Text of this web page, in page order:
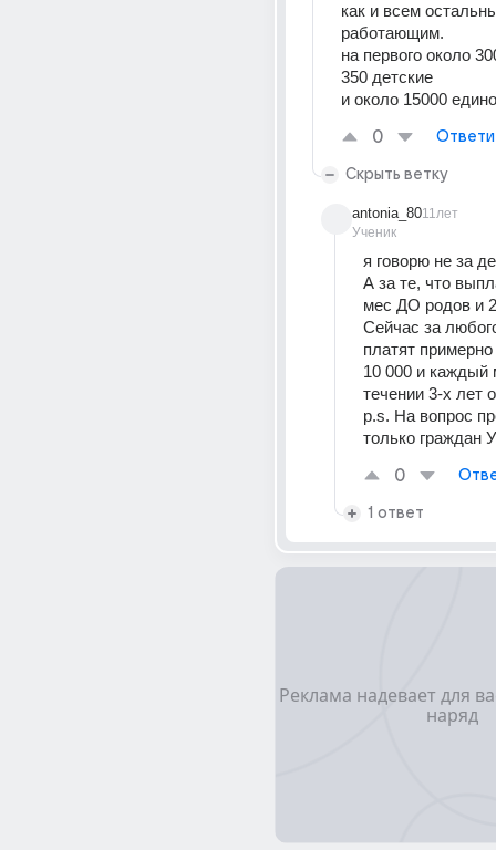
как и всем
работающим.
на первого около
350 детские
и около 15000
0
Скрыть ветку
antonia_80
Ученик
11лет
я говорю не за
А за те, что
мес ДО родов и
Сейчас за
платят
10 000 и каждый
течении 3-х лет
p.s. На вопрос
только граждан
0
1 ответ